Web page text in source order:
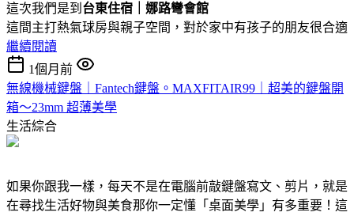
這次我們是到 台東住宿｜娜路彎會館
這間主打熱氣球房與親子空間，對於家中有孩子的朋友很合適
繼續閱讀
1個月前
無線機械鍵盤｜Fantech鍵盤。MAXFITAIR99｜超美的鍵盤開
箱～23mm 超薄美學
生活綜合
如果你跟我一樣，每天不是在電腦前敲鍵盤寫文、剪片，就是
在尋找生活好物與美食那你一定懂「桌面美學」有多重要！這